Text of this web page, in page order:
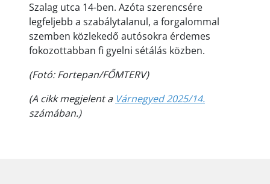
Szalag utca 14-ben. Azóta szerencsére
legfeljebb a szabálytalanul, a forgalommal
szemben közlekedő autósokra érdemes
fokozottabban fi gyelni sétálás közben.
(Fotó: Fortepan/FŐMTERV)
(A cikk megjelent a Várnegyed 2025/14.
számában.)